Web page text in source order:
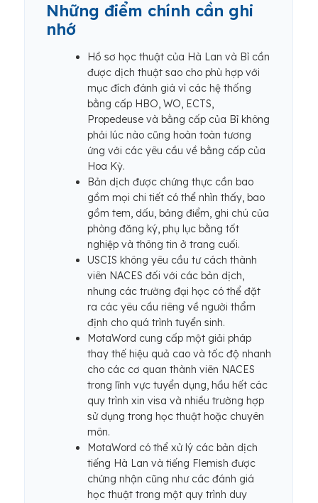
Những điểm chính cần ghi
nhớ
Hồ sơ học thuật của Hà Lan và Bỉ cần
được dịch thuật sao cho phù hợp với
mục đích đánh giá vì các hệ thống
bằng cấp HBO, WO, ECTS,
Propedeuse và bằng cấp của Bỉ không
phải lúc nào cũng hoàn toàn tương
ứng với các yêu cầu về bằng cấp của
Hoa Kỳ.
Bản dịch được chứng thực cần bao
gồm mọi chi tiết có thể nhìn thấy, bao
gồm tem, dấu, bảng điểm, ghi chú của
phòng đăng ký, phụ lục bằng tốt
nghiệp và thông tin ở trang cuối.
USCIS không yêu cầu tư cách thành
viên NACES đối với các bản dịch,
nhưng các trường đại học có thể đặt
ra các yêu cầu riêng về người thẩm
định cho quá trình tuyển sinh.
MotaWord cung cấp một giải pháp
thay thế hiệu quả cao và tốc độ nhanh
cho các cơ quan thành viên NACES
trong lĩnh vực tuyển dụng, hầu hết các
quy trình xin visa và nhiều trường hợp
sử dụng trong học thuật hoặc chuyên
môn.
MotaWord có thể xử lý các bản dịch
tiếng Hà Lan và tiếng Flemish được
chứng nhận cũng như các đánh giá
học thuật trong một quy trình duy